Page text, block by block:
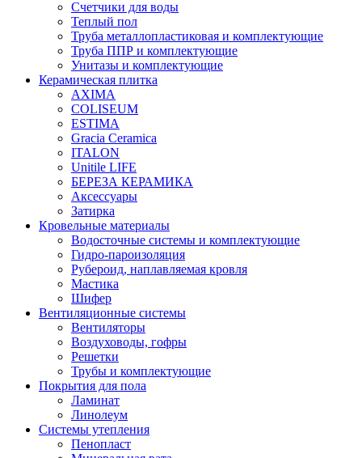
Счетчики для воды
Теплый пол
Труба металлопластиковая и комплектующие
Труба ППР и комплектующие
Унитазы и комплектующие
Керамическая плитка
AXIMA
COLISEUM
ESTIMA
Gracia Ceramica
ITALON
Unitile LIFE
БЕРЕЗА КЕРАМИКА
Аксессуары
Затирка
Кровельные материалы
Водосточные системы и комплектующие
Гидро-пароизоляция
Рубероид, наплавляемая кровля
Мастика
Шифер
Вентиляционные системы
Вентиляторы
Воздуховоды, гофры
Решетки
Трубы и комплектующие
Покрытия для пола
Ламинат
Линолеум
Системы утепления
Пенопласт